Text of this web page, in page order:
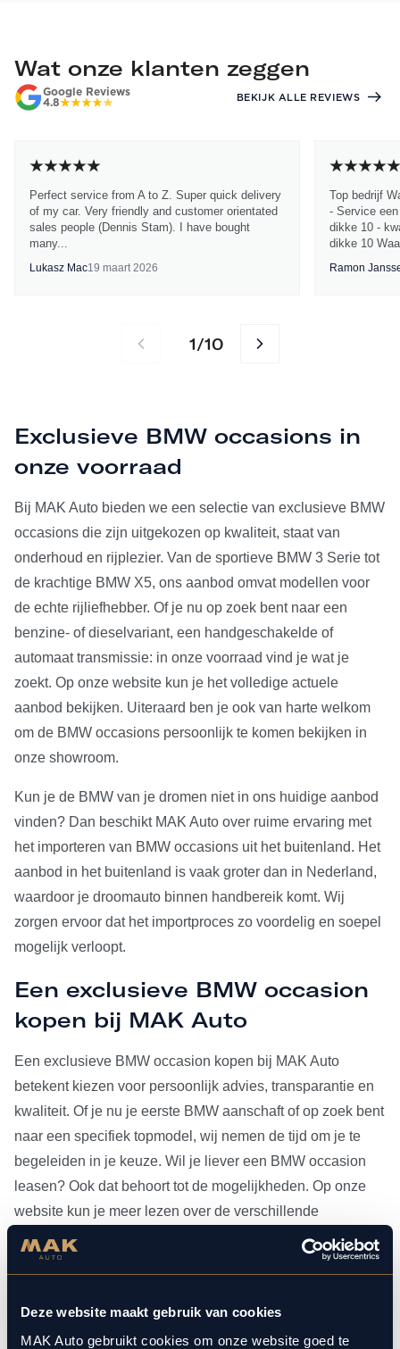
Deze website maakt gebruik van cookies
MAK Auto gebruikt cookies om onze website goed te
Wat onze klanten zeggen
Google Reviews
4.8
BEKIJK ALLE REVIEWS
Perfect service from A to Z. Super quick delivery
of my car. Very friendly and customer orientated
sales people (Dennis Stam). I have bought
many...
Lukasz Mac19 maart 2026
Top bedrijf
- Service
dikke 10 -
dikke 10
Ramon
1/10
Exclusieve BMW occasions in
onze voorraad
Bij MAK Auto bieden we een selectie van exclusieve BMW
occasions die zijn uitgekozen op kwaliteit, staat van
onderhoud en rijplezier. Van de sportieve BMW 3 Serie tot
de krachtige BMW X5, ons aanbod omvat modellen voor
de echte rijliefhebber. Of je nu op zoek bent naar een
benzine- of dieselvariant, een handgeschakelde of
automaat transmissie: in onze voorraad vind je wat je
zoekt. Op onze website kun je het volledige actuele
aanbod bekijken. Uiteraard ben je ook van harte welkom
om de BMW occasions persoonlijk te komen bekijken in
onze showroom.
Kun je de BMW van je dromen niet in ons huidige aanbod
vinden? Dan beschikt MAK Auto over ruime ervaring met
het importeren van BMW occasions uit het buitenland. Het
aanbod in het buitenland is vaak groter dan in Nederland,
waardoor je droomauto binnen handbereik komt. Wij
zorgen ervoor dat het importproces zo voordelig en soepel
mogelijk verloopt.
Een exclusieve BMW occasion
kopen bij MAK Auto
Een exclusieve BMW occasion kopen bij MAK Auto
betekent kiezen voor persoonlijk advies, transparantie en
kwaliteit. Of je nu je eerste BMW aanschaft of op zoek bent
naar een specifiek topmodel, wij nemen de tijd om je te
begeleiden in je keuze. Wil je liever een BMW occasion
leasen? Ook dat behoort tot de mogelijkheden. Op onze
website kun je meer lezen over de verschillende
leasevormen.
Heb je je BMW occasion eenmaal gevonden, dan kun je